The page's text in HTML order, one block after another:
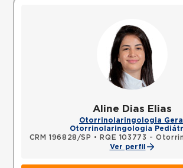
Aline Dias Elias
Otorrinolaringologia Geral
Otorrinolaringologia
CRM 196828/SP •
RQE 103773 -
Ver perfil